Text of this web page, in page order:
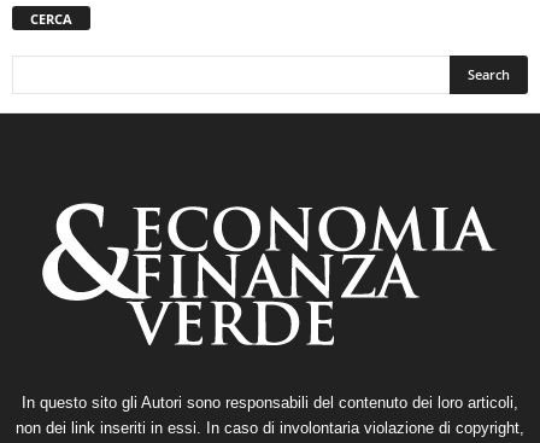
CERCA
In questo sito gli Autori sono responsabili del contenuto dei loro articoli,
non dei link inseriti in essi. In caso di involontaria violazione di copyright,